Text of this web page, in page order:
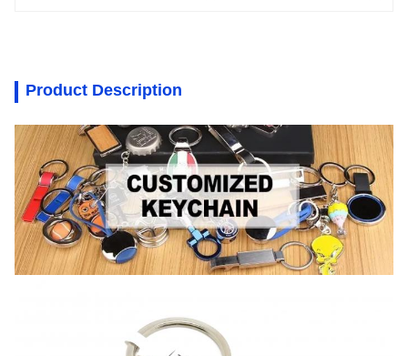
Product Description